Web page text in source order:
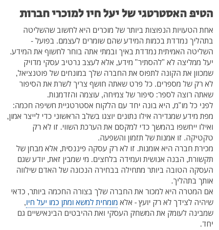
הטיפ האסטרטגי של יעל חיו למוכרי חברות
אחת הטעויות הנפוצות ביותר של מוכרים היא לחשוב שהשליטה
בתהליך נמדדת בכמות המידע שהם שומרים לעצמם. בפועל -
השליטה האמיתית נמדדת באיך ובמתי אתה בוחר לחשוף את המידע.
יעל ממליצה לא "להסתיר" מידע, אלא לעצב נרטיב עסקי מדויק
שמכוון את הקונה לתפוס את החברה שלך במונחים של פוטנציאל,
לא רק של מספרים. כל פרט שאתה חושף צריך לשרת את הסיפור
שאתה רוצה לספר: סיפור של צמיחה, עוצמה והזדמנות.
לפני כל מו"מ, היא בונה יחד עם הלקוח אסטרטגיית חשיפה חכמה:
מפת מידע שמגדירה אילו נתונים יוצגו בשלב הראשוני כדי לייצר אמון,
ואילו ייחשפו בהמשך כדי למקסם את הערכת השווי. זו לא רק
טקטיקה. זו אמנות של תזמון והשפעה.
מכירת חברה היא אומנות. זו לא רק עסקה פיננסית, אלא מבחן של
תקשורת, הבנה אנושית ועמידה בלחצים. מי שמבין זאת, יודע שגם
העסקה הטובה ביותר מתחילה בבחירה הנכונה של האדם שילווה
אותך בתהליך.
אם המטרה היא למכור את החברה שלך בצורה החכמה ביותר, כדאי
שיהיה לצידך לא רק יועץ - אלא מומחית למשא ומתן כמו יעל חיו,
שמבינה לעומק את המשחק העסקי ואת ההיבטים הבינאישיים גם
יחד.